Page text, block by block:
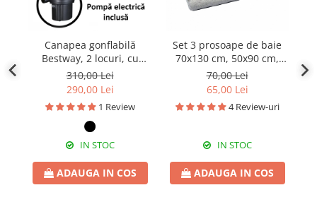
Canapea gonflabilă
Bestway, 2 locuri, cu
pompă inclusă 186 x 145
x 64 cm
310,00 Lei
290,00 Lei
1 Review
IN STOC
ADAUGA IN COS
Set 3 prosoape de baie
70x130 cm, 50x90 cm,
30x50 cm, bumbac, alb
70,00 Lei
65,00 Lei
4 Review-uri
IN STOC
ADAUGA IN COS